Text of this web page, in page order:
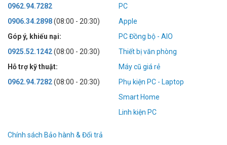
0962.94.7282
0906.34.2898(08:00 - 20:30)
Góp ý, khiếu nại:
0925.52.1242(08:00 - 20:30)
Hỗ trợ kỹ thuật:
0962.94.7282(08:00 - 20:30)
PC
Apple
PC Đồng bộ - AIO
Thiết bị văn phòng
Máy cũ giá rẻ
Phụ kiện PC - Laptop
Smart Home
Linh kiện PC
Chính sách Bảo hành & Đổi trả